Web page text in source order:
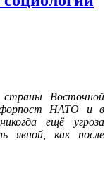
Восточной
форпост НАТО и в
ещё угроза
явной, как после